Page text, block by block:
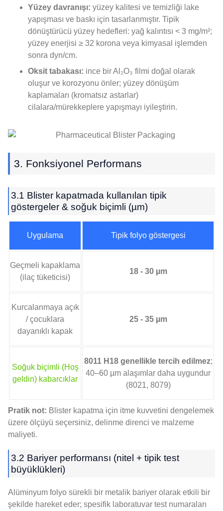
Yüzey davranışı: yüzey kalitesi ve temizliği lake
yapışması ve baskı için tasarlanmıştır. Tipik
dönüştürücü yüzey hedefleri: yağ kalıntısı < 3 mg/m²;
yüzey enerjisi ≥ 32 korona veya kimyasal işlemden
sonra dyn/cm.
Oksit tabakası: ince bir Al₂O₃ filmi doğal olarak
oluşur ve korozyonu önler; yüzey dönüşüm
kaplamaları (kromatsız astarlar)
cilalara/mürekkeplere yapışmayı iyileştirin.
3. Fonksiyonel Performans
3.1 Blister kapatmada kullanılan tipik
göstergeler & soğuk biçimli (µm)
Uygulama Tipik folyo göstergesi
Geçmeli kapaklama
(ilaç tüketicisi)
18 - 30 µm
Kurcalanmaya açık
/ çocuklara
dayanıklı kapak
25 - 35 µm
Soğuk biçimli (Hoş
geldin) kabarcıklar
8011 H18 genellikle tercih edilmez;
40–60 µm alaşımlar daha uygundur
(8021, 8079)
Pratik not: Blister kapatma için itme kuvvetini dengelemek
üzere ölçüyü seçersiniz, delinme direnci ve malzeme
maliyeti.
3.2 Bariyer performansı (nitel + tipik test
büyüklükleri)
Alüminyum folyo sürekli bir metalik bariyer olarak etkili bir
şekilde hareket eder; spesifik laboratuvar test numaraları